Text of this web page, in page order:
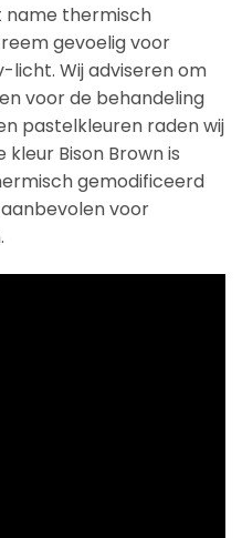
name thermisch
gevoelig voor
licht. Wij adviseren om
voor de behandeling
pastelkleuren raden wij
Bison Brown is
gemodificeerd
voor